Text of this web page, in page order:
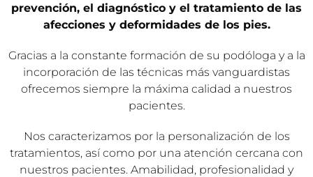
prevención, el diagnóstico y el tratamiento de las
afecciones y deformidades de los pies.
Gracias a la constante formación de su podóloga y a la
incorporación de las técnicas más vanguardistas
ofrecemos siempre la máxima calidad a nuestros
pacientes.
Nos caracterizamos por la personalización de los
tratamientos, así como por una atención cercana con
nuestros pacientes. Amabilidad, profesionalidad y